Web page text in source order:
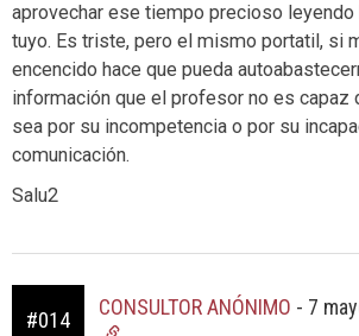
aprovechar ese tiempo precioso
tuyo. Es triste, pero el mismo portatil, si
encencido hace que pueda
información que el profesor no es capaz
sea por su incompetencia o por su
comunicación.
Salu2
#014
CONSULTOR ANÓNIMO - 7